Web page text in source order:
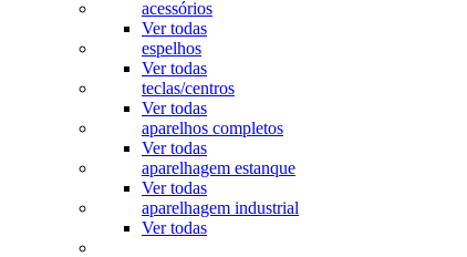
acessórios
Ver todas
espelhos
Ver todas
teclas/centros
Ver todas
aparelhos completos
Ver todas
aparelhagem estanque
Ver todas
aparelhagem industrial
Ver todas